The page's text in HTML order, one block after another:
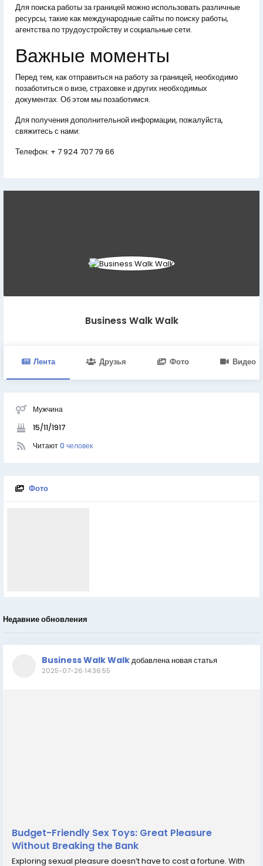
Для поиска работы за границей можно использовать различные
ресурсы, такие как международные сайты по поиску работы,
агентства по трудоустройству и социальные сети.
Важные моменты
Перед тем, как отправиться на работу за границей, необходимо
позаботиться о визе, страховке и других необходимых
документах. Об этом мы позаботимся.
Для получения дополнительной информации, пожалуйста,
свяжитесь с нами:
Телефон: + 7 924 707 79 66
Business Walk Walk
Лента Друзья Фото Видео
Мужчина
15/11/1917
Читают0 человек
Фото
Недавние обновления
Business Walk Walkдобавлена новая статья
2025-07-26 14:36:55
Budget-Friendly Sex Toys: Great Pleasure
Without Breaking the Bank
Exploring sexual pleasure doesn’t have to cost a fortune. With